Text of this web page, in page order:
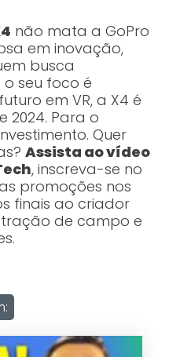
não mata a GoPro
em inovação,
busca
o seu foco é
em VR, a X4 é
2024. Para o
Quer
Assista ao vídeo
, inscreva-se no
promoções nos
finais ao criador
de campo e